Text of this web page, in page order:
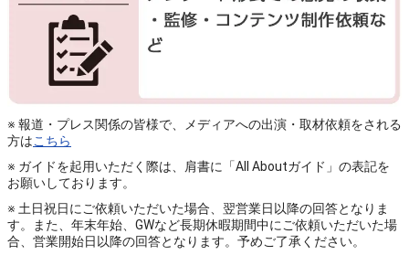
※ 報道・プレス関係の皆様で、メディアへの出演・取材依頼をされる
方はこちら
※ ガイドを起用いただく際は、肩書に「All Aboutガイド」の表記を
お願いしております。
※ 土日祝日にご依頼いただいた場合、翌営業日以降の回答となりま
す。また、年末年始、GWなど長期休暇期間中にご依頼いただいた場
合、営業開始日以降の回答となります。予めご了承ください。